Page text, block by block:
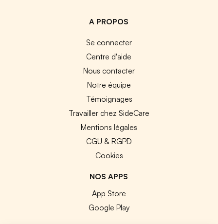
A PROPOS
Se connecter
Centre d'aide
Nous contacter
Notre équipe
Témoignages
Travailler chez SideCare
Mentions légales
CGU & RGPD
Cookies
NOS APPS
App Store
Google Play